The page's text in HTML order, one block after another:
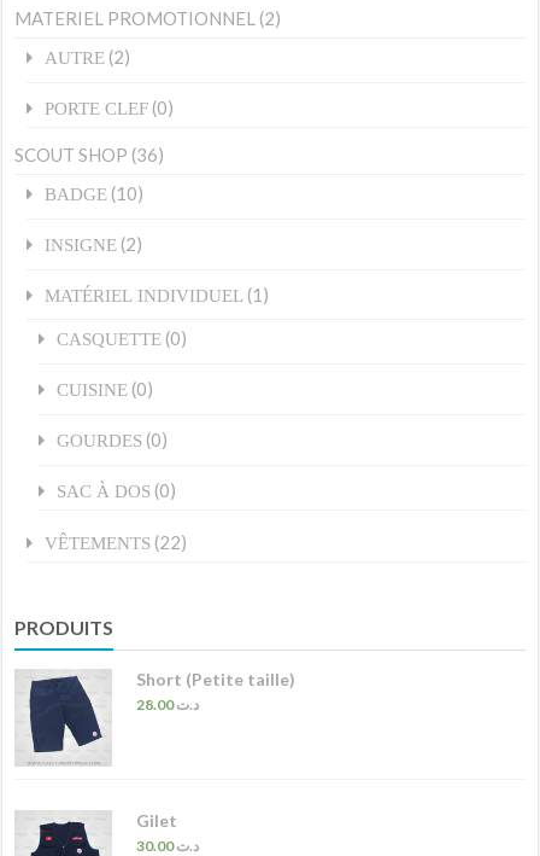
MATERIEL PROMOTIONNEL (2)
AUTRE (2)
PORTE CLEF (0)
SCOUT SHOP (36)
BADGE (10)
INSIGNE (2)
MATÉRIEL INDIVIDUEL (1)
CASQUETTE (0)
CUISINE (0)
GOURDES (0)
SAC À DOS (0)
VÊTEMENTS (22)
PRODUITS
Short (Petite taille)
28.00د.ت
Gilet
30.00د.ت